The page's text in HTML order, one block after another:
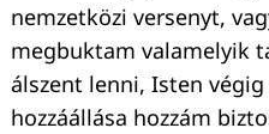
nemzetközi versenyt,
megbuktam valamelyik
álszent lenni, Isten
hozzáállása hozzám